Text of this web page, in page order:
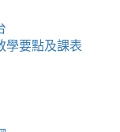
學要點及課表